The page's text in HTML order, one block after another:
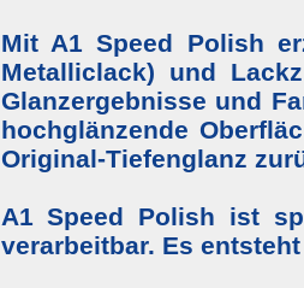
Mit A1 Speed Polish
Metalliclack) und
Glanzergebnisse und
hochglänzende
Original-Tiefenglanz
A1 Speed Polish ist
verarbeitbar. Es